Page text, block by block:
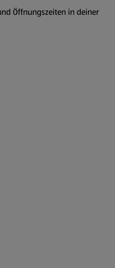
Öffnungszeiten in deiner